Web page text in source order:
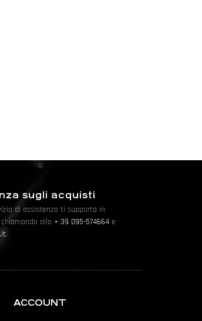
sugli acquisti
di assistenza ti supporta in
allo + 39 095-574664e
.
ACCOUNT